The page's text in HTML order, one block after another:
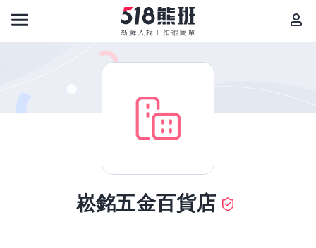
崧銘五金百貨店